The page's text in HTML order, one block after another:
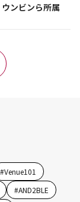
ンビンら所属
#Venue101
#AND2BLE